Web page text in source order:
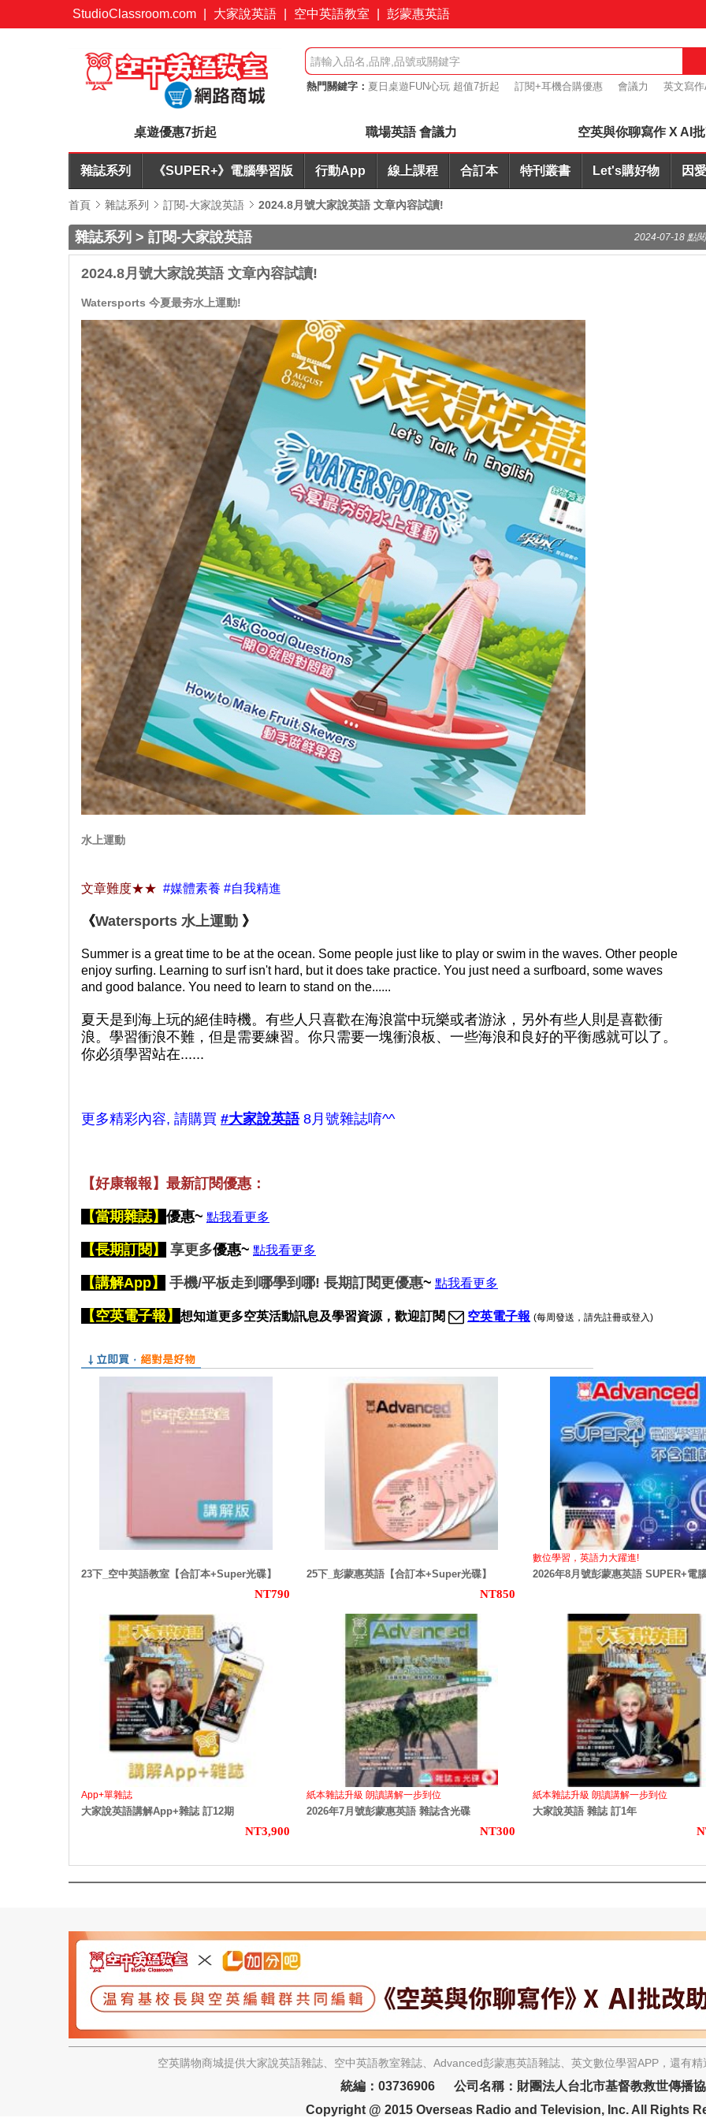
StudioClassroom.com 大家說英語 空中英語教室 彭蒙惠英語
熱門關鍵字： 夏日桌遊FUN心玩 超值7折起 訂閱+耳機合購優惠 會議力
英文寫
桌遊優惠7折起 職場英語 會議力 空英與你聊寫作 X AI
雜誌系列 《SUPER+》電腦學習版 行動App 線上課程 合訂本 特刊叢書 Let's購好物 因
首頁 雜誌系列 訂閱-大家說英語 2024.8月號大家說英語 文章內容試讀!
雜誌系列 > 訂閱-大家說英語 2024-07-18 點
2024.8月號大家說英語 文章內容試讀!
Watersports 今夏最夯水上運動!
水上運動
文章難度★★ #媒體素養 #自我精進
《Watersports 水上運動 》
Summer is a great time to be at the ocean. Some people just like to play or swim in the waves. Other people
enjoy surfing. Learning to surf isn't hard, but it does take practice. You just need a surfboard, some waves
and good balance. You need to learn to stand on the......
夏天是到海上玩的絕佳時機。有些人只喜歡在海浪當中玩樂或者游泳，另外有些人則是喜歡衝
浪。學習衝浪不難，但是需要練習。你只需要一塊衝浪板、一些海浪和良好的平衡感就可以了。
你必須學習站在......
更多精彩內容, 請購買 #大家說英語 8月號雜誌唷^^
【好康報報】最新訂閱優惠：
【當期雜誌】 優惠~ 點我看更多
【長期訂閱】 享更多優惠~ 點我看更多
【講解App】 手機/平板走到哪學到哪! 長期訂閱更優惠~ 點我看更多
【空英電子報】 想知道更多空英活動訊息及學習資源，歡迎訂閱 空英電子報 (每周發送，請先註冊或登入)
23下_空中英語教室【合訂本+Super光碟】
NT790
25下_彭蒙惠英語【合訂本+Super光碟】
NT850
數位學習，英語力大躍進!
2026年8月號彭蒙惠英語 SUPER+電
App+單雜誌
大家說英語講解App+雜誌 訂12期
NT3,900
紙本雜誌升級 朗讀講解一步到位
2026年7月號彭蒙惠英語 雜誌含光碟
NT300
紙本雜誌升級 朗讀講解一步到位
大家說英語 雜誌 訂1年
空英購物商城提供大家說英語雜誌、空中英語教室雜誌、Advanced彭蒙惠英語雜誌、英文數位學習APP，還有
統編：03736906 公司名稱：財團法人台北市基督教救世傳播
Copyright @ 2015 Overseas Radio and Television, Inc. All Rights